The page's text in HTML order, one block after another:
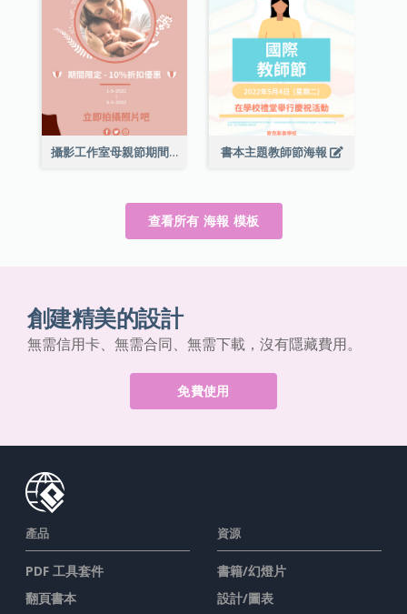
攝影工作室母親節期間限定優惠宣傳海報 書本主題教師節海報
查看所有 海報 模板
創建精美的設計
無需信用卡、無需合同、無需下載，沒有隱藏費用。
免費使用
產品
PDF 工具套件
翻頁書本
資源
書籍/幻燈片
設計/圖表